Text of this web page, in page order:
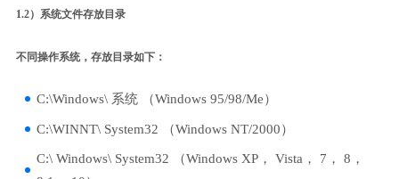
1.2）系统文件存放目录
不同操作系统，存放目录如下：
C:\Windows\ 系统 （Windows 95/98/Me）
C:\WINNT\ System32 （Windows NT/2000）
C:\ Windows\ System32 （Windows XP， Vista， 7， 8，